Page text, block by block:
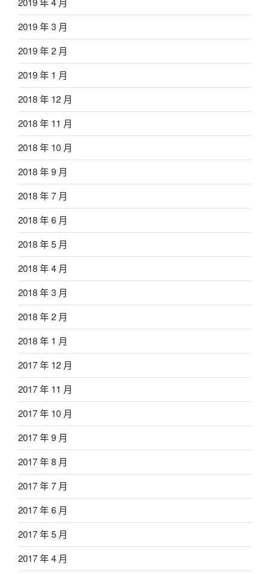
2019 年 3 月
2019 年 2 月
2019 年 1 月
2018 年 12 月
2018 年 11 月
2018 年 10 月
2018 年 9 月
2018 年 7 月
2018 年 6 月
2018 年 5 月
2018 年 4 月
2018 年 3 月
2018 年 2 月
2018 年 1 月
2017 年 12 月
2017 年 11 月
2017 年 10 月
2017 年 9 月
2017 年 8 月
2017 年 7 月
2017 年 6 月
2017 年 5 月
2017 年 4 月